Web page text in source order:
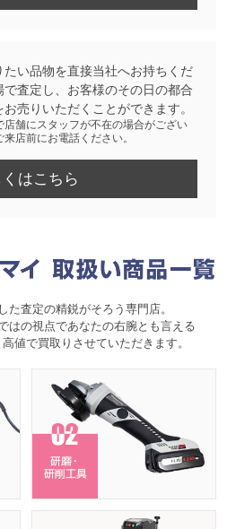
たい品物を直接当社へお持ちくだ
で査定し、お客様のその日の都合
売りいただくことができます。
舗にスタッフが不在の場合がござい
来店前にお電話ください。
はこちら
た査定の精鋭がそろう専門店。
はの視点であなたの右腕とも言える
値で買取りさせていただきます。